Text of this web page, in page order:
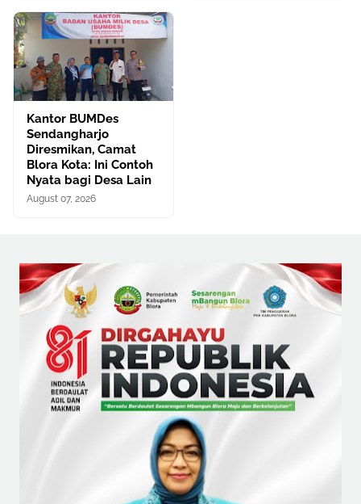
Kantor BUMDes
Sendangharjo
Diresmikan, Camat
Blora Kota: Ini Contoh
Nyata bagi Desa Lain
August 07, 2026